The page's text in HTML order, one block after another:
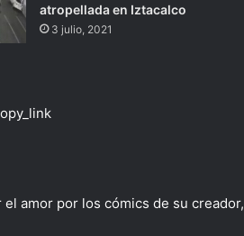
atropellada en Iztacalco
3 julio, 2021
amor por los cómics de su creador,